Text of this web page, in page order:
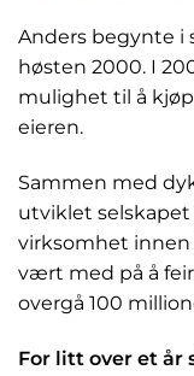
Anders begynte i
høsten 2000. I
mulighet til å
eieren.
Sammen med
utviklet
virksomhet
vært med på å
overgå 100
For litt over et år